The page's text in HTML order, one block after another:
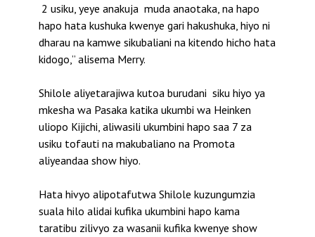
2 usiku, yeye anakuja muda anaotaka, na hapo
hapo hata kushuka kwenye gari hakushuka, hiyo ni
dharau na kamwe sikubaliani na kitendo hicho hata
kidogo,” alisema Merry.
Shilole aliyetarajiwa kutoa burudani siku hiyo ya
mkesha wa Pasaka katika ukumbi wa Heinken
uliopo Kijichi, aliwasili ukumbini hapo saa 7 za
usiku tofauti na makubaliano na Promota
aliyeandaa show hiyo.
Hata hivyo alipotafutwa Shilole kuzungumzia
suala hilo alidai kufika ukumbini hapo kama
taratibu zilivyo za wasanii kufika kwenye show